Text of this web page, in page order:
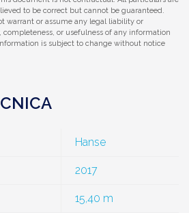
to be correct but cannot be guaranteed.
warrant or assume any legal liability or
or usefulness of any information
is subject to change without notice
Hanse
2017
15,40 m